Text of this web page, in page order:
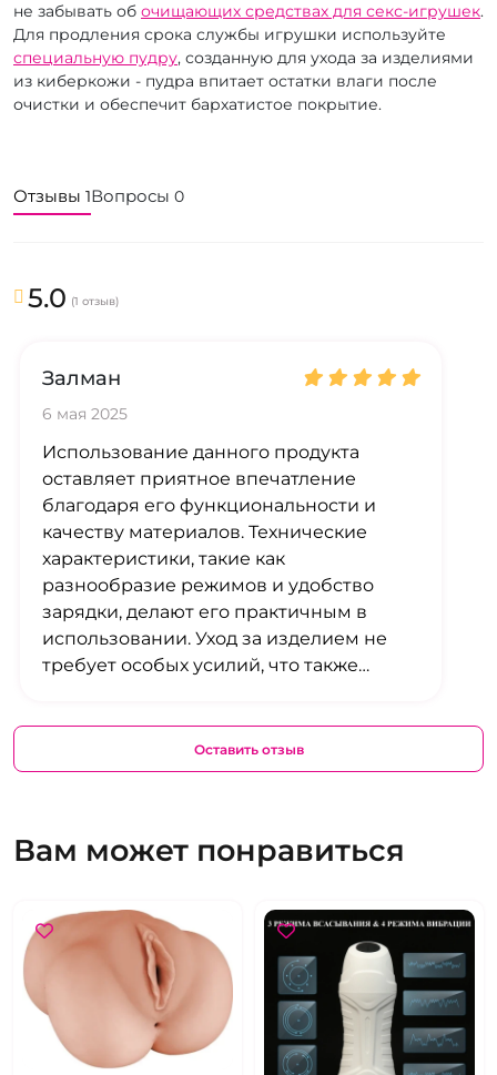
не забывать об очищающих средствах для секс-игрушек.
Для продления срока службы игрушки используйте
специальную пудру, созданную для ухода за изделиями
из киберкожи - пудра впитает остатки влаги после
очистки и обеспечит бархатистое покрытие.
Отзывы 1Вопросы 0
5.0 (1 отзыв)
Залман
6 мая 2025
Использование данного продукта
оставляет приятное впечатление
благодаря его функциональности и
качеству материалов. Технические
характеристики, такие как
разнообразие режимов и удобство
зарядки, делают его практичным в
использовании. Уход за изделием не
требует особых усилий, что также
Оставить отзыв
Вам может понравиться